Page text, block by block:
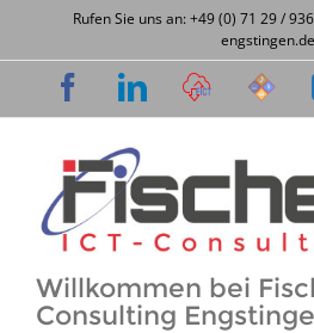
springen
Rufen Sie uns an: +49 (0) 71 29 /
engstingen.de
FacebookLinkedIn
Cloud
Desk
Willkommen bei
Consulting